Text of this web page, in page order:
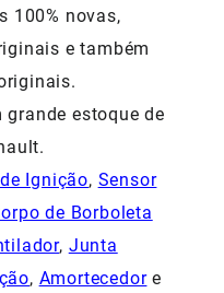
100% novas,
e também
estoque de
Ignição, Sensor
de Borboleta
, Junta
, Amortecedore